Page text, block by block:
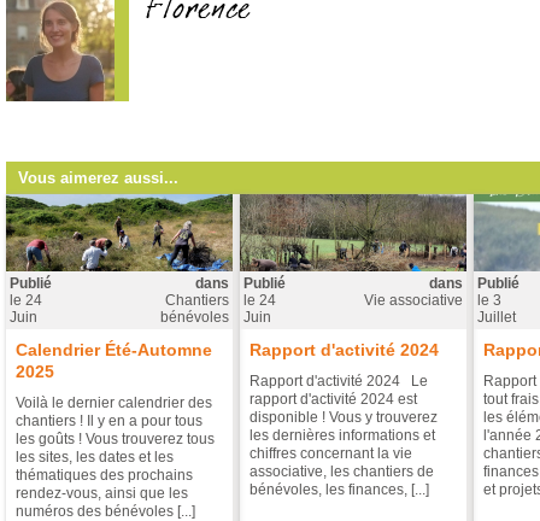
Florence
Vous aimerez aussi...
Publié
le 24
Juin
dans
Chantiers
bénévoles
Calendrier Été-Automne
2025
Voilà le dernier calendrier des
chantiers ! Il y en a pour tous
les goûts ! Vous trouverez tous
les sites, les dates et les
thématiques des prochains
rendez-vous, ainsi que les
numéros des bénévoles [...]
Publié
le 24
Juin
dans
Vie associative
Rapport d'activité 2024
Rapport d'activité 2024 Le
rapport d'activité 2024 est
disponible ! Vous y trouverez
les dernières informations et
chiffres concernant la vie
associative, les chantiers de
bénévoles, les finances, [...]
Publié
le 3
Juillet
tout
les
l'année
et